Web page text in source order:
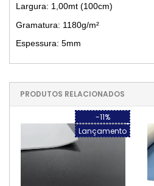
Largura: 1,00mt (100cm)
Gramatura: 1180g/m²
Espessura: 5mm
PRODUTOS RELACIONADOS
-11%
Lançamento